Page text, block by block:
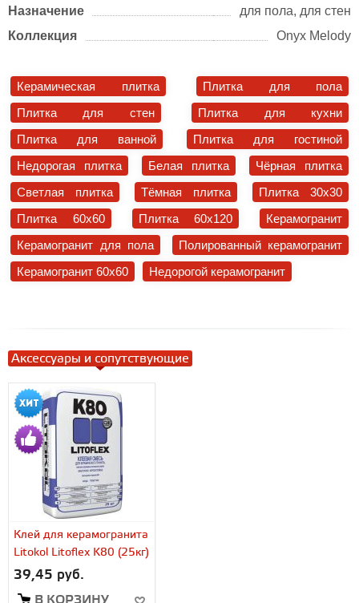
Назначение
для пола, для стен
Коллекция
Onyx Melody
Керамическая плитка
Плитка для пола
Плитка для стен
Плитка для кухни
Плитка для ванной
Плитка для гостиной
Недорогая плитка
Белая плитка
Чёрная плитка
Светлая плитка
Тёмная плитка
Плитка 30x30
Плитка 60x60
Плитка 60x120
Керамогранит
Керамогранит для пола
Полированный керамогранит
Керамогранит 60x60
Недорогой керамогранит
Аксессуары и сопутствующие
Клей для керамогранита
Litokol Litoflex K80 (25кг)
39,45 руб.